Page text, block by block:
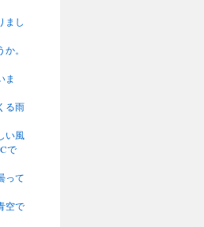
まし
。
ま
る雨
い風
で
って
空で